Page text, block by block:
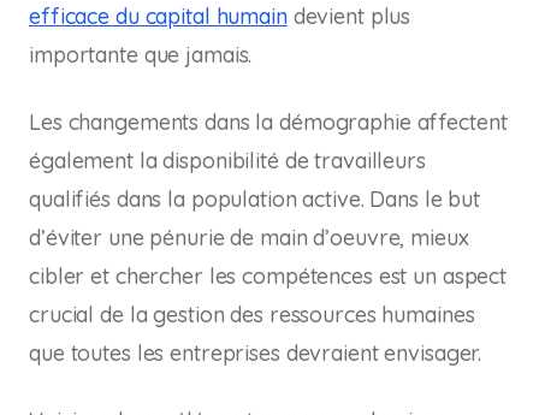
efficace du capital humaindevient plus
importante que jamais.
Les changements dans la démographie affectent
également la disponibilité de travailleurs
qualifiés dans la population active. Dans le but
d’éviter une pénurie de main d’oeuvre, mieux
cibler et chercher les compétences est un aspect
crucial de la gestion des ressources humaines
que toutes les entreprises devraient envisager.